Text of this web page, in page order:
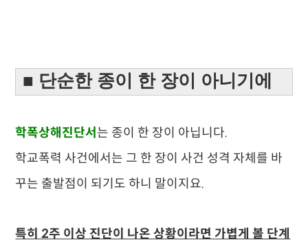
■ 단순한 종이 한 장이 아니기에
학폭상해진단서 는 종이 한 장이 아닙니다.
학교폭력 사건에서는 그 한 장이 사건 성격 자체를 바
꾸는 출발점이 되기도 하니 말이지요.
특히 2주 이상 진단이 나온 상황이라면 가볍게 볼 단계